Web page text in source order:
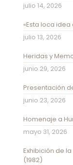
julio 14, 2026
«Esta loca
julio 13, 2026
Heridas y
junio 29, 2026
Presentación
junio 23, 2026
Homenaje a
mayo 31, 2026
Exhibición de
(1982)